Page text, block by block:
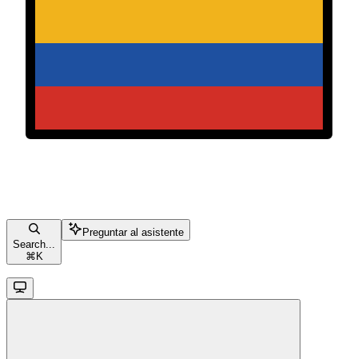
Search...
⌘ K
Preguntar al asistente